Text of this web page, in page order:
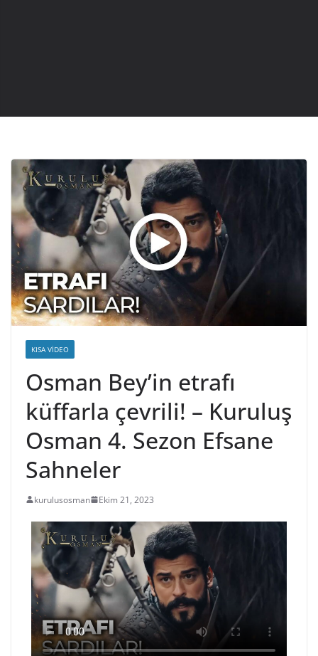
KISA VIDEO
Osman Bey’in etrafı
küffarla çevrili! – Kuruluş
Osman 4. Sezon Efsane
Sahneler
kurulusosman Ekim 21, 2023